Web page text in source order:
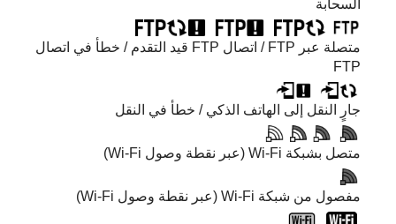
السحابة
متصلة عبر FTP / اتصال FTP قيد التقدم / خطأ في اتصال
FTP
جارٍ النقل إلى الهاتف الذكي / خطأ في النقل
متصل بشبكة Wi-Fi (عبر نقطة وصول Wi-Fi)
مفصول من شبكة Wi-Fi (عبر نقطة وصول Wi-Fi)